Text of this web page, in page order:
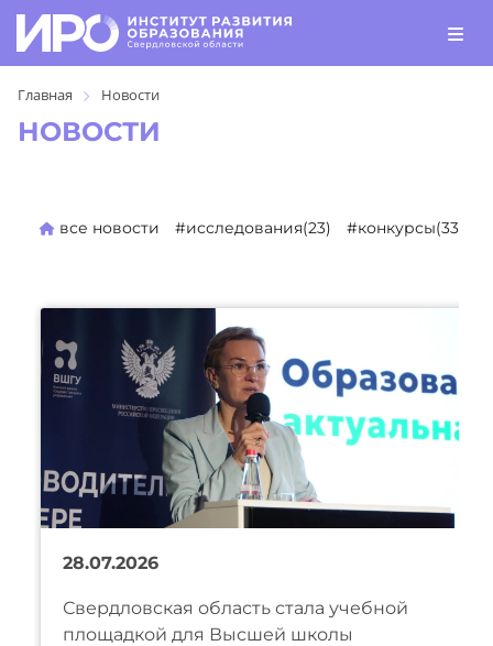
Главная Новости
НОВОСТИ
все новости #исследования(23) #конкурсы(330)
28.07.2026
Свердловская область стала учебной
площадкой для Высшей школы